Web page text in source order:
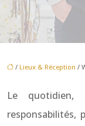
/ Lieux & Réception /
Le
responsabilités,